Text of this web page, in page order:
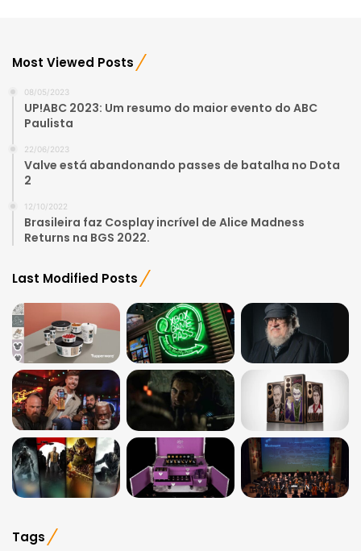
Most Viewed Posts
08/05/2023
UP!ABC 2023: Um resumo do maior evento do ABC
Paulista
22/06/2023
Valve está abandonando passes de batalha no Dota
2
12/10/2022
Brasileira faz Cosplay incrível de Alice Madness
Returns na BGS 2022.
Last Modified Posts
Tags